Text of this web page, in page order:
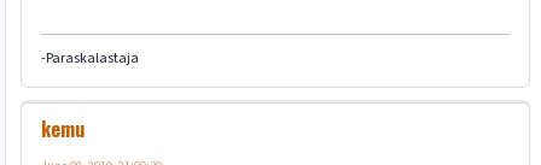
-Paraskalastaja
kemu